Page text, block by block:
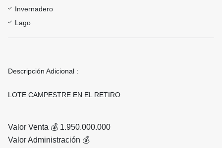
Invernadero
Lago
Descripción Adicional :
LOTE CAMPESTRE EN EL RETIRO
Valor Venta 💰 1.950.000.000
Valor Administración 💰